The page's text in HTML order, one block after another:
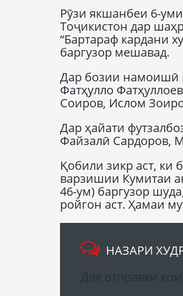
Рӯзи якшанбеи 6-
Тоҷикистон дар
“Бартараф кардани
баргузор мешавад.
Дар бозии намоишӣ
Фатҳулло
Соиров, Ислом
Дар ҳайати
Файзалӣ Сардоров,
Қобили зикр аст, ки
варзишии Кумитаи
46-ум) баргузор
ройгон аст. Ҳамаи
НАЗАРИ